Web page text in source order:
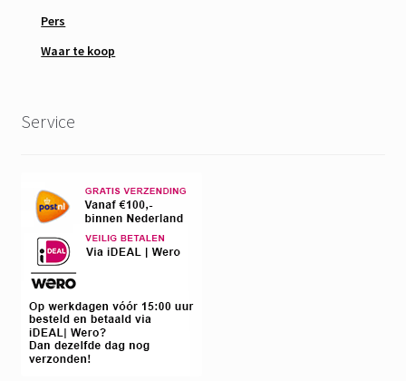
Pers
Waar te koop
Service